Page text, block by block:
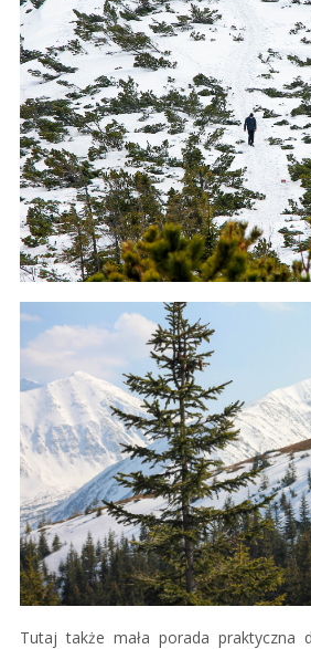
Tutaj także mała porada praktyczna